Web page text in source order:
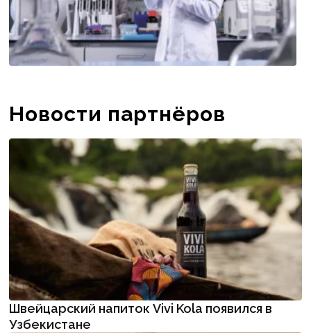
Новости партнёров
Швейцарский напиток Vivi Kola появился в
Узбекистане